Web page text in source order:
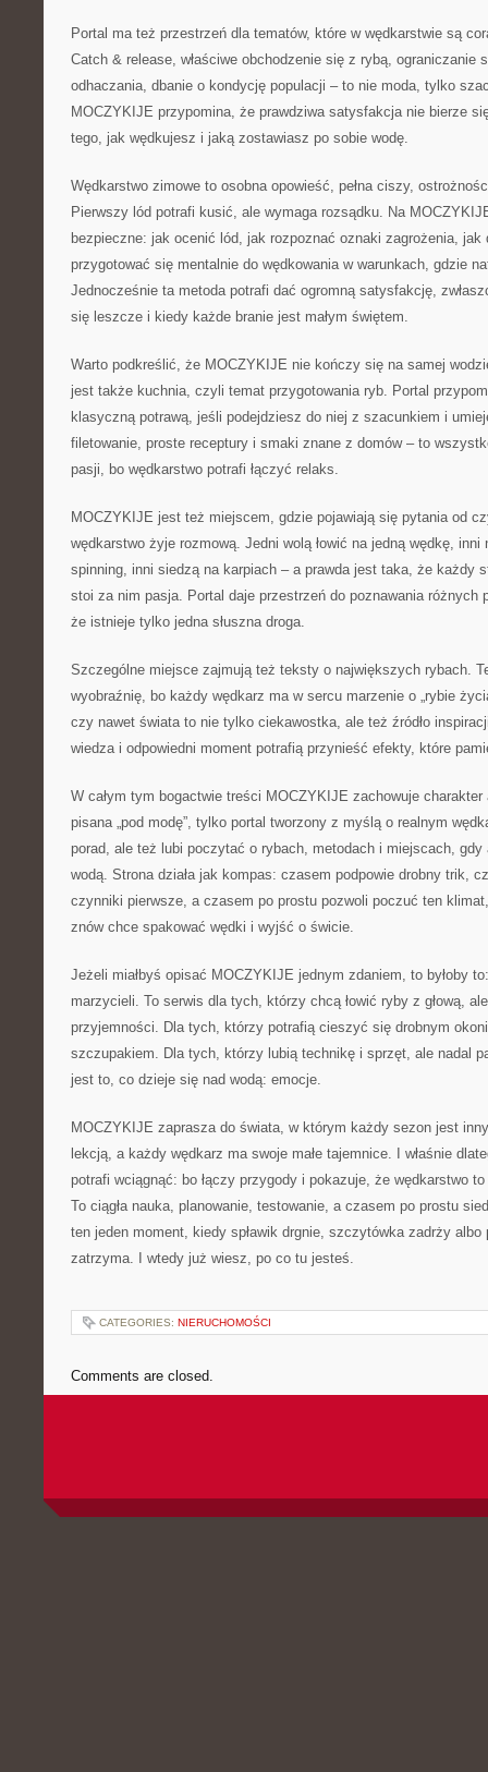
Portal ma też przestrzeń dla tematów, które w wędkarstwie są
Catch & release, właściwe obchodzenie się z rybą, ograniczanie
odhaczania, dbanie o kondycję populacji – to nie moda, tylko
MOCZYKIJE przypomina, że prawdziwa satysfakcja nie bierze
tego, jak wędkujesz i jaką zostawiasz po sobie wodę.
Wędkarstwo zimowe to osobna opowieść, pełna ciszy,
Pierwszy lód potrafi kusić, ale wymaga rozsądku. Na
bezpieczne: jak ocenić lód, jak rozpoznać oznaki zagrożenia, jak
przygotować się mentalnie do wędkowania w warunkach, gdzie
Jednocześnie ta metoda potrafi dać ogromną satysfakcję,
się leszcze i kiedy każde branie jest małym świętem.
Warto podkreślić, że MOCZYKIJE nie kończy się na samej
jest także kuchnia, czyli temat przygotowania ryb. Portal
klasyczną potrawą, jeśli podejdziesz do niej z szacunkiem i
filetowanie, proste receptury i smaki znane z domów – to
pasji, bo wędkarstwo potrafi łączyć relaks.
MOCZYKIJE jest też miejscem, gdzie pojawiają się pytania od
wędkarstwo żyje rozmową. Jedni wolą łowić na jedną wędkę,
spinning, inni siedzą na karpiach – a prawda jest taka, że każdy
stoi za nim pasja. Portal daje przestrzeń do poznawania różnych
że istnieje tylko jedna słuszna droga.
Szczególne miejsce zajmują też teksty o największych rybach.
wyobraźnię, bo każdy wędkarz ma w sercu marzenie o „rybie
czy nawet świata to nie tylko ciekawostka, ale też źródło
wiedza i odpowiedni moment potrafią przynieść efekty, które
W całym tym bogactwie treści MOCZYKIJE zachowuje
pisana „pod modę”, tylko portal tworzony z myślą o realnym
porad, ale też lubi poczytać o rybach, metodach i miejscach,
wodą. Strona działa jak kompas: czasem podpowie drobny trik,
czynniki pierwsze, a czasem po prostu pozwoli poczuć ten
znów chce spakować wędki i wyjść o świcie.
Jeżeli miałbyś opisać MOCZYKIJE jednym zdaniem, to byłoby
marzycieli. To serwis dla tych, którzy chcą łowić ryby z głową,
przyjemności. Dla tych, którzy potrafią cieszyć się drobnym
szczupakiem. Dla tych, którzy lubią technikę i sprzęt, ale nadal
jest to, co dzieje się nad wodą: emocje.
MOCZYKIJE zaprasza do świata, w którym każdy sezon jest
lekcją, a każdy wędkarz ma swoje małe tajemnice. I właśnie
potrafi wciągnąć: bo łączy przygody i pokazuje, że wędkarstwo
To ciągła nauka, planowanie, testowanie, a czasem po prostu
ten jeden moment, kiedy spławik drgnie, szczytówka zadrży albo
zatrzyma. I wtedy już wiesz, po co tu jesteś.
CATEGORIES: NIERUCHOMOŚCI
Comments are closed.